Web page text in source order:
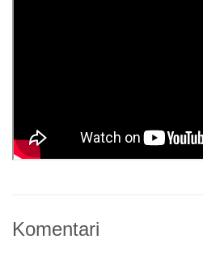
Komentari